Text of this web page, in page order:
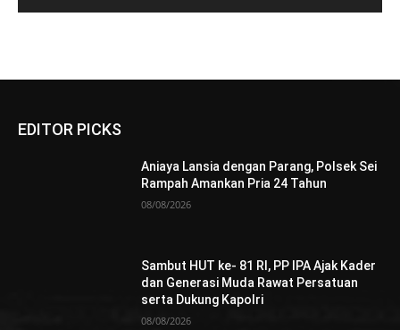
EDITOR PICKS
Aniaya Lansia dengan Parang, Polsek Sei
Rampah Amankan Pria 24 Tahun
08/08/2026
Sambut HUT ke- 81 RI, PP IPA Ajak Kader
dan Generasi Muda Rawat Persatuan
serta Dukung Kapolri
08/08/2026